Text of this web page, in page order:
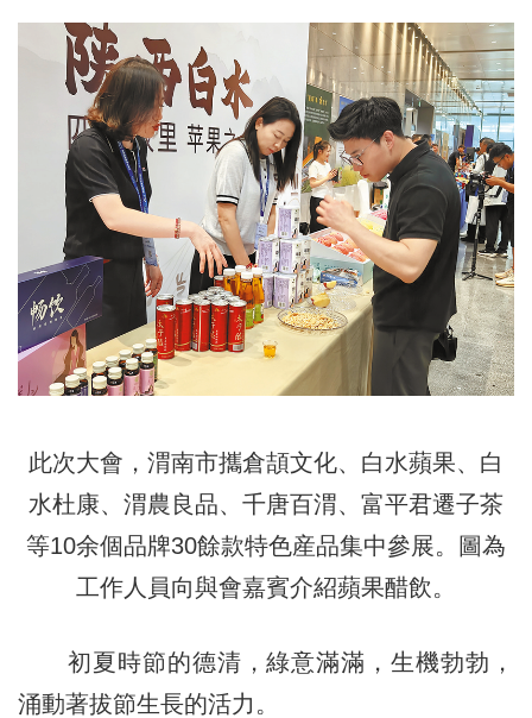
此次大會，渭南市攜倉頡文化、白水蘋果、白
水杜康、渭農良品、千唐百渭、富平君遷子茶
等10余個品牌30餘款特色産品集中參展。圖為
工作人員向與會嘉賓介紹蘋果醋飲。
初夏時節的德清，綠意滿滿，生機勃勃，
涌動著拔節生長的活力。